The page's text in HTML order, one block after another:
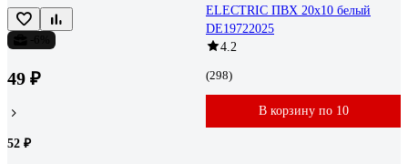
49 ₽
52 ₽
ELECTRIC ПВХ 20x10 белый
DE19722025
4.2
(298)
В корзину по 10